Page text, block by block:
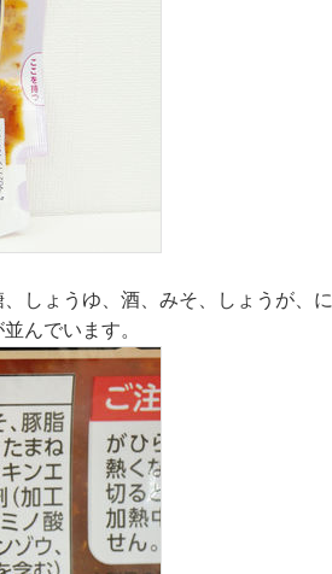
しょうゆ、酒、みそ、しょうが、に
んでいます。